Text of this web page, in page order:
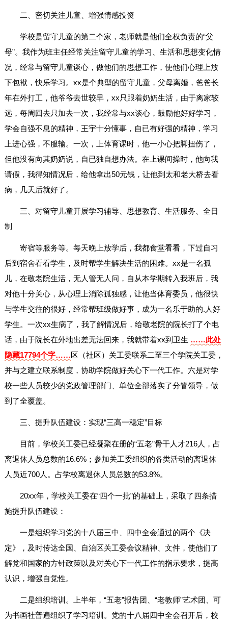
二、密切关注儿童、增强情感投资
学校是留守儿童的第二个家，老师就是他们全权负责的“父
母”。我作为班主任经常关注留守儿童的学习、生活和思想变化情
况，经常与留守儿童谈心，做他们的思想工作，使他们心理上放
下包袱，快乐学习。xx是个典型的留守儿童，父母离婚，爸爸长
年在外打工，他爷爷去世较早，xx只跟着奶奶生活，由于离家较
远，每周回去只加去一次，我经常与xx谈心，鼓励他好好学习，
学会自强不息的精神，王宇十分懂事，自已有好强的精神，学习
上进心强，不服输。一次，上体育课时，他一小心把脚扭伤了，
但他没有向其奶奶说，自已独自想办法。在上课间操时，他向我
请假，我得知情况后，给他拿出50元钱，让他到太和老大桥去看
病，几天后就好了。
三、对留守儿童开展学习辅导、思想教育、生活服务、全日
制
寄宿等服务等。每天晚上放学后，我都食堂看看，下过自习
后到宿舍看看学生，及时帮学生解决生活的困难。xx是一名孤
儿，在敬老院生活，无人管无人问，自从本学期转入我班后，我
对他十分关心，从心理上消除孤独感，让他当体育委员，他很快
与学生交往的很好，经常帮班级做好事，成为一名乐于助的.人好
学生。一次xx生病了，我了解情况后，给敬老院的院长打了个电
话，由于院长在外地出差无法回来，我就带着xx到卫生 ……此处
隐藏17794个字……区（社区）关工委联系二至三个学院关工委，
并与之建立联系制度，协助学院做好关心下一代工作。六是对学
校一些人员较少的党政管理部门、单位全部落实了分管领导，做
到了全覆盖。
三、提升队伍建设：实现“三高一稳定”目标
目前，学校关工委已经凝聚在册的“五老”骨干人才216人，占
离退休人员总数的16.6%；参加关工委组织的各类活动的离退休
人员近700人。占学校离退休人员总数的53.8%。
20xx年，学校关工委在“四个一批”的基础上，采取了四条措
施提升队伍建设：
一是组织学习党的十八届三中、四中全会通过的两个《决
定》，及时传达全国、自治区关工委会议精神、文件，使他们了
解党和国家的方针政策以及对关心下一代工作的指示要求，提高
认识，增强自觉性。
二是组织培训。上半年，“五老”报告团、“老教师”艺术团、可
为书画社普遍组织了学习培训。党的十八届四中全会召开后，校